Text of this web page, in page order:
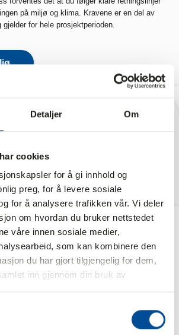
Detaljer Om
cookies
for å gi innhold og
preg, for å levere sosiale
for å analysere trafikken vår. Vi deler
om hvordan du bruker nettstedet
våre innen sosiale medier,
som kan kombinere den
du har gjort tilgjengelig for dem,
inn gjennom din bruk av
på miljø og klima. Kravene er en del av
for hele prosjektperioden.
måten vi tenker og handler på. Å være